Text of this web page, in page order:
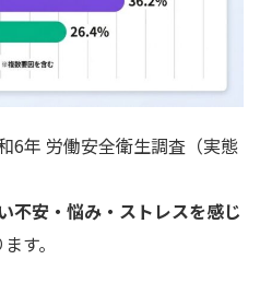
6年 労働安全衛生調査（実態
不安・悩み・ストレスを感じ
す。